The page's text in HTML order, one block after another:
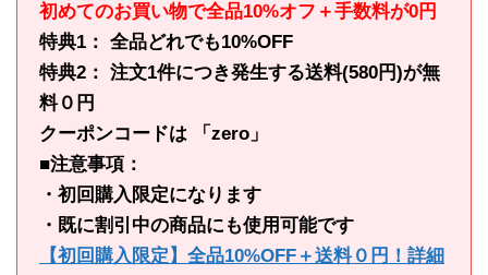
初めてのお買い物で全品10%オフ＋手数料が0円
特典1： 全品どれでも10%OFF
特典2： 注文1件につき発生する送料(580円)が無
料０円
クーポンコードは 「zero」
■注意事項：
・初回購入限定になります
・既に割引中の商品にも使用可能です
【初回購入限定】全品10%OFF＋送料０円！詳細